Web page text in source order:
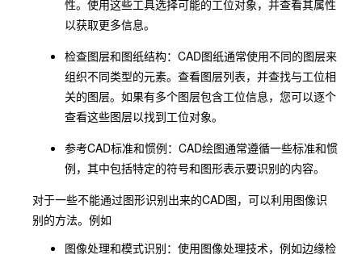
性。使用这些工具选择可能的工位对象，并查看其属性
以获取更多信息。
检查图层和图纸结构：CAD图纸通常使用不同的图层来
组织不同类型的元素。查看图层列表，并查找与工位相
关的图层。如果有多个图层包含工位信息，您可以逐个
查看这些图层以找到工位对象。
参考CAD标准和惯例：CAD绘图通常遵循一些标准和惯
例，其中包括特定的符号和图形表示要识别的内容。
对于一些不能通过图形识别出来的CAD图，可以利用图像识
别的方法。例如
图像处理和模式识别：使用图像处理技术，例如边缘检